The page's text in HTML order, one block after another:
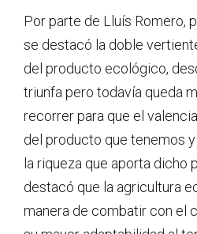
Por parte de Lluís Romero,
se destacó la doble
del producto ecológico,
triunfa pero todavía queda
recorrer para que el
del producto que tenemos
la riqueza que aporta dicho
destacó que la agricultura
manera de combatir con el